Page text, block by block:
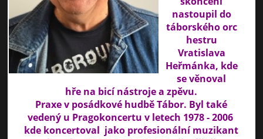
nastoupil do
táborského orc
hestru
Vratislava
Heřmánka, kde
se věnoval
hře na bicí nástroje a zpěvu.
Praxe v posádkové hudbě Tábor. Byl také
vedený u Pragokoncertu v letech 1978 - 2006
kde koncertoval jako profesionální muzikant